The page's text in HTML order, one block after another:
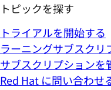
トピックを探す
トライアルを開始する
ラーニングサブスクリ
サブスクリプションを
Red Hat に問い合わせ